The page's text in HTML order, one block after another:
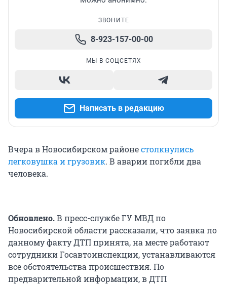
ЗВОНИТЕ
8-923-157-00-00
МЫ В СОЦСЕТЯХ
Написать в редакцию
Вчера в Новосибирском районестолкнулись
легковушка и грузовик. В аварии погибли два
человека.
Обновлено.В пресс-службе ГУ МВД по
Новосибирской области рассказали, что заявка по
данному факту ДТП принята, на месте работают
сотрудники Госавтоинспекции, устанавливаются
все обстоятельства происшествия. По
предварительной информации, в ДТП